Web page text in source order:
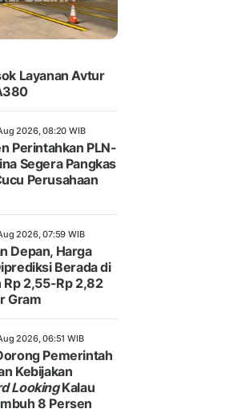
Layanan Avtur
2026, 08:20 WIB
Perintahkan PLN-
Segera Pangkas
Perusahaan
2026, 07:59 WIB
Depan, Harga
Berada di
Rp 2,55-Rp 2,82
Gram
2026, 06:51 WIB
Pemerintah
Kebijakan
LookingKalau
8 Persen